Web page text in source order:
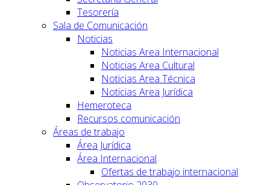
Tesorería
Sala de Comunicación
Noticias
Noticias Area Internacional
Noticias Area Cultural
Noticias Area Técnica
Noticias Area Jurídica
Hemeroteca
Recursos comunicación
Áreas de trabajo
Área Jurídica
Área Internacional
Ofertas de trabajo internacional